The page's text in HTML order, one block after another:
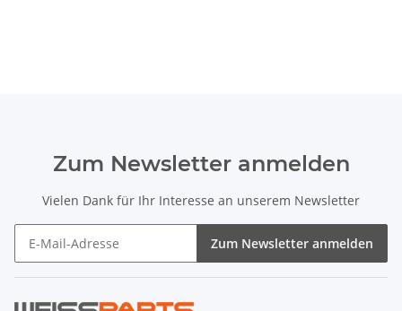
Zum Newsletter anmelden
Vielen Dank für Ihr Interesse an unserem Newsletter
Zum Newsletter anmelden